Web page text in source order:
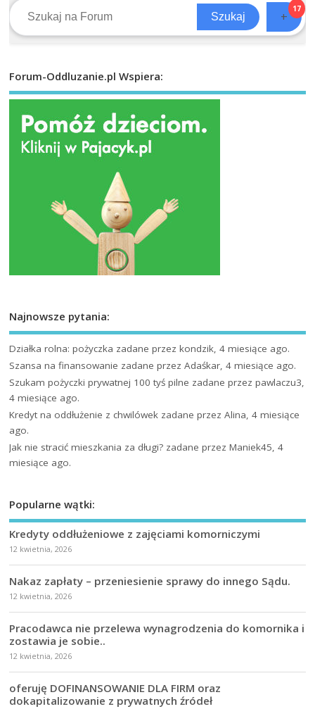
Szukaj +
17
Forum-Oddluzanie.pl Wspiera:
Najnowsze pytania:
Działka rolna: pożyczka zadane przez kondzik, 4 miesiące ago.
Szansa na finansowanie zadane przez Adaśkar, 4 miesiące ago.
Szukam pożyczki prywatnej 100 tyś pilne zadane przez pawlaczu3,
4 miesiące ago.
Kredyt na oddłużenie z chwilówek zadane przez Alina, 4 miesiące
ago.
Jak nie stracić mieszkania za długi? zadane przez Maniek45, 4
miesiące ago.
Popularne wątki:
Kredyty oddłużeniowe z zajęciami komorniczymi
12 kwietnia, 2026
Nakaz zapłaty – przeniesienie sprawy do innego Sądu.
12 kwietnia, 2026
Pracodawca nie przelewa wynagrodzenia do komornika i
zostawia je sobie..
12 kwietnia, 2026
oferuję DOFINANSOWANIE DLA FIRM oraz
dokapitalizowanie z prywatnych źródeł